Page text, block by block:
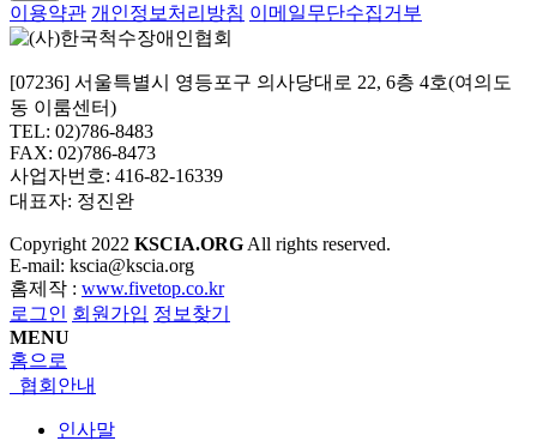
이용약관 개인정보처리방침 이메일무단수집거부
[07236] 서울특별시 영등포구 의사당대로 22, 6층 4호(여의도
동 이룸센터)
TEL: 02)786-8483
FAX: 02)786-8473
사업자번호: 416-82-16339
대표자: 정진완
Copyright 2022 KSCIA.ORG All rights reserved.
E-mail: kscia@kscia.org
홈제작 : www.fivetop.co.kr
로그인 회원가입 정보찾기
MENU
홈으로
협회안내
인사말